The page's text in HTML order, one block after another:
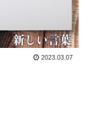
2023.03.07